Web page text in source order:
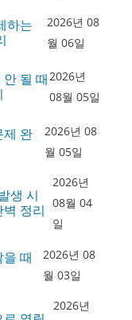
하는
2026년 08
월 06일
될 때2026년
08월 05일
제 완
2026년 08
월 05일
생 시
정리
2026년
08월 04
일
때
2026년 08
월 03일
2026년